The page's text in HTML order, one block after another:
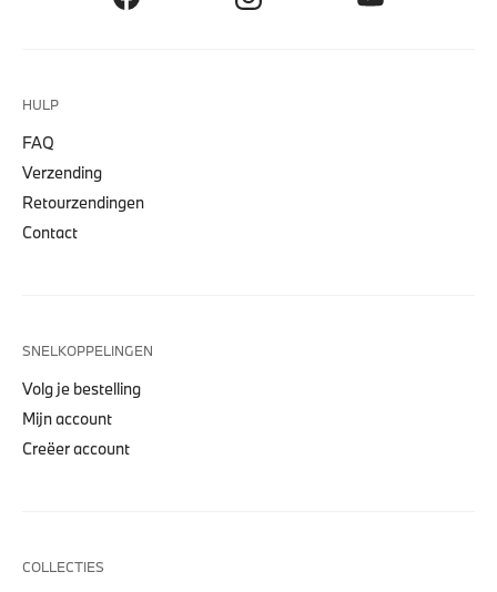
HULP
FAQ
Verzending
Retourzendingen
Contact
SNELKOPPELINGEN
Volg je bestelling
Mijn account
Creëer account
COLLECTIES